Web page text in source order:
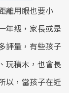
離用眼也要小
年級，家長或是
評量，有些孩子
玩積木，也會長
以，當孩子在近